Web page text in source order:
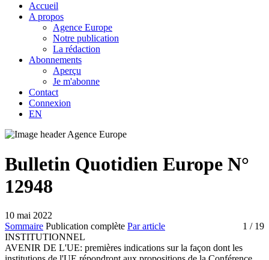
Accueil
A propos
Agence Europe
Notre publication
La rédaction
Abonnements
Aperçu
Je m'abonne
Contact
Connexion
EN
Bulletin Quotidien Europe N°
12948
10 mai 2022
Sommaire Publication complète Par article 1 / 19
INSTITUTIONNEL
AVENIR DE L'UE: premières indications sur la façon dont les